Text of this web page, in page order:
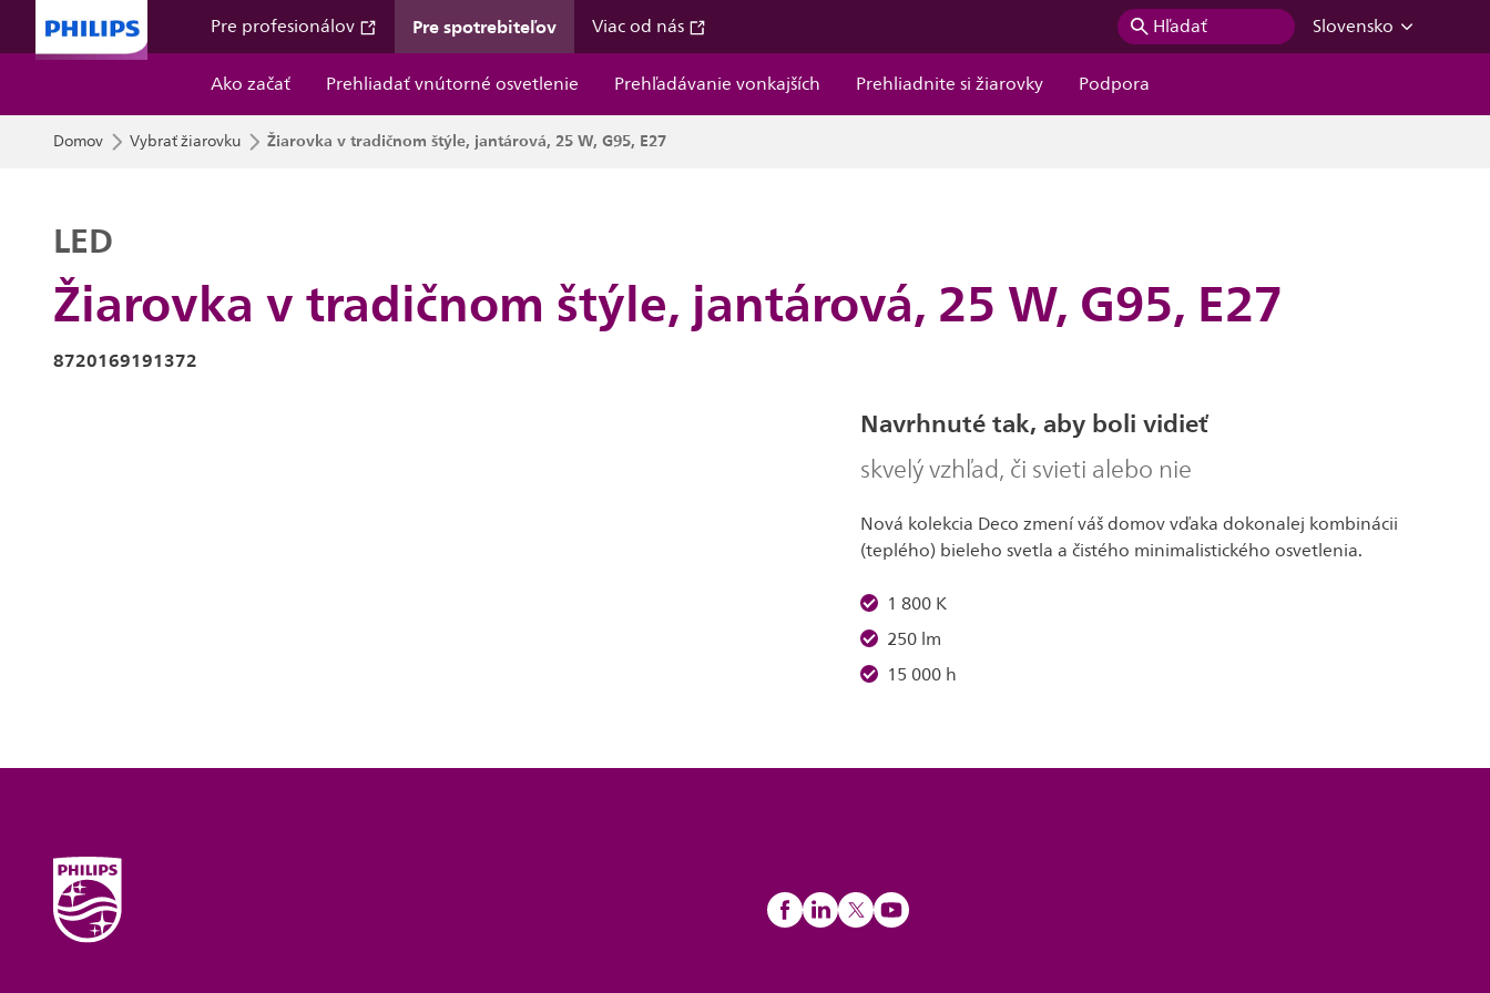
Pre profesionálov Pre spotrebiteľov Viac od nás Hľadať
Slovensko
Ako začať
Prehliadať vnútorné osvetlenie Prehľadávanie vonkajších Prehliadnite si žiarovky Podpora
Domov Vybrať žiarovku Žiarovka v tradičnom štýle, jantárová, 25 W, G95, E27
Žiarovka v tradičnom štýle, jantárová, 25 W, G95, E27
LED
8720169191372
Navrhnuté tak, aby boli vidieť
skvelý vzhľad, či svieti alebo nie
Nová kolekcia Deco zmení váš domov vďaka dokonalej kombinácii
(teplého) bieleho svetla a čistého minimalistického osvetlenia.
1 800 K
250 lm
15 000 h